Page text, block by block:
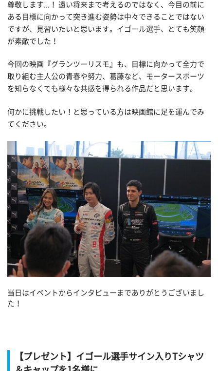
尊敬します...！ 遠い将来まで考えるのではなく、今目の前に
ある目標に向かって突き進む姿勢は中々できることではない
ですが、見習いたいと思います。イゴール選手、とても笑顔
が素敵でした！
今回の映画『グランツーリスモ』も、目標に向かって全力で
取り組む主人公の青春や努力、葛藤など、モータースポーツ
を知らなくても様々な共感を得られる作品だと思います。
何かに挑戦したい！と思っている方は映画館に足を運んでみ
てください。
当日はイベントからインタビューまでありがとうございまし
た！
【プレゼント】イゴール選手サイン入りTシャツ